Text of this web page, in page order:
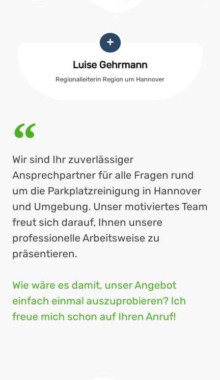
Luise Gehrmann
Regionalleiterin Region um Hannover
Wir sind Ihr zuverlässiger
Ansprechpartner für alle Fragen rund
um die Parkplatzreinigung in Hannover
und Umgebung. Unser motiviertes Team
freut sich darauf, Ihnen unsere
professionelle Arbeitsweise zu
präsentieren.
Wie wäre es damit, unser Angebot
einfach einmal auszuprobieren? Ich
freue mich schon auf Ihren Anruf!